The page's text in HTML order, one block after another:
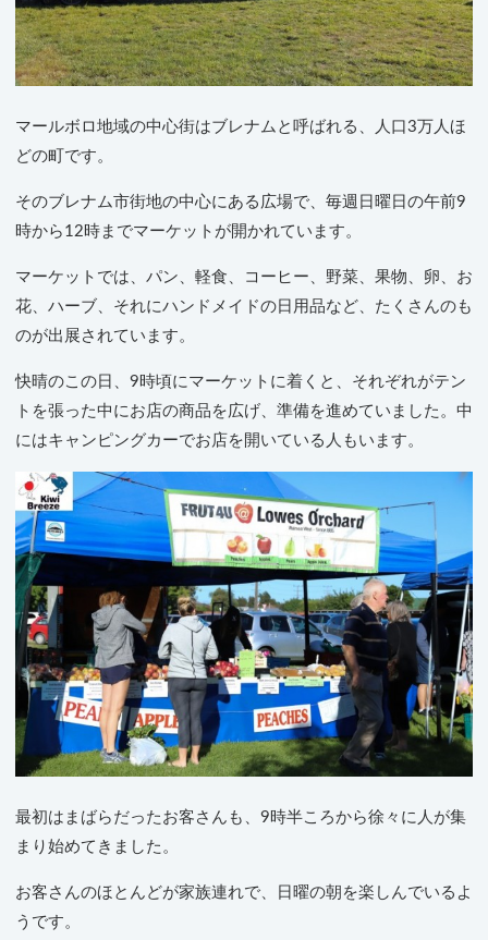
マールボロ地域の中心街はブレナムと呼ばれる、人口3万人ほ
どの町です。
そのブレナム市街地の中心にある広場で、毎週日曜日の午前9
時から12時までマーケットが開かれています。
マーケットでは、パン、軽食、コーヒー、野菜、果物、卵、お
花、ハーブ、それにハンドメイドの日用品など、たくさんのも
のが出展されています。
快晴のこの日、9時頃にマーケットに着くと、それぞれがテン
トを張った中にお店の商品を広げ、準備を進めていました。中
にはキャンピングカーでお店を開いている人もいます。
最初はまばらだったお客さんも、9時半ころから徐々に人が集
まり始めてきました。
お客さんのほとんどが家族連れで、日曜の朝を楽しんでいるよ
うです。